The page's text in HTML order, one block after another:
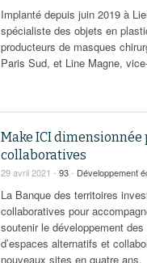
Implanté depuis juin 2019 à
spécialiste des objets en
producteurs de masques
Paris Sud, et Line Magne,
Make ICI
collaboratives
29 avril 2021 - 93- Développement
La Banque des territoires
collaboratives pour
soutenir le développement
d’espaces alternatifs et
nouveaux sites en quatre ans.